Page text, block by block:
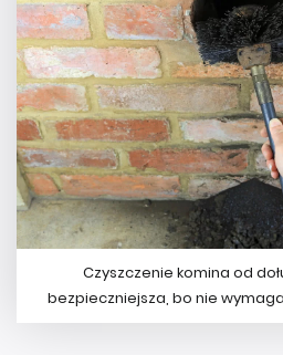
Czyszczenie komina od
bezpieczniejsza, bo nie